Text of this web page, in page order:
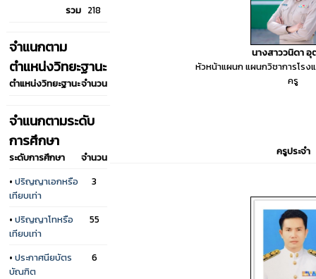
รวม 218
จำแนกตาม
ตำแหน่งวิทยะฐานะ
ตำแหน่งวิทยะฐานะจำนวน
จำแนกตามระดับ
การศึกษา
ระดับการศึกษา
จำนวน
• ปริญญาเอกหรือ
เทียบเท่า
3
• ปริญญาโทหรือ
เทียบเท่า
55
• ประกาศนียบัตร
บัณฑิต
6
นางสาววนิดา อุ
หัวหน้าแผนก แผนกวิชาการโรง
ครู
ครูประจำ